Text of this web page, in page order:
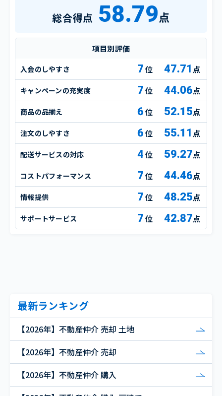
総合得点 58.79点
項目別評価
入会のしやすさ 7 47.71 点
キャンペーンの充実度 7 44.06点
商品の品揃え 6 52.15点
注文のしやすさ 6 55.11 点
配送サービスの対応 4 59.27点
コストパフォーマンス 7 44.46点
情報提供 7 48.25点
サポートサービス 7 42.87点
最新ランキング
【2026年】不動産仲介 売却 土地
【2026年】不動産仲介 売却
【2026年】不動産仲介 購入